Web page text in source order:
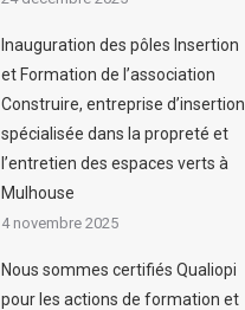
Inauguration des pôles Insertion
et Formation de l’association
Construire, entreprise d’insertion
spécialisée dans la propreté et
l’entretien des espaces verts à
Mulhouse
4 novembre 2025
Nous sommes certifiés Qualiopi
pour les actions de formation et